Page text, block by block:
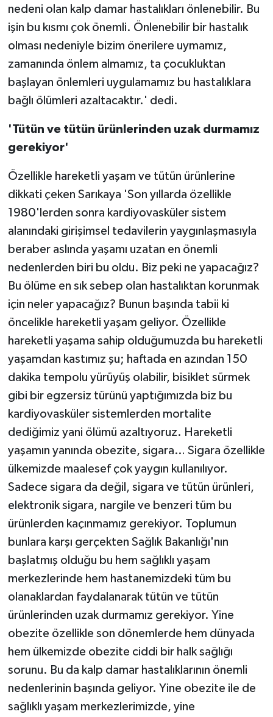
nedeni olan kalp damar hastalıkları önlenebilir. Bu
işin bu kısmı çok önemli. Önlenebilir bir hastalık
olması nedeniyle bizim önerilere uymamız,
zamanında önlem almamız, ta çocukluktan
başlayan önlemleri uygulamamız bu hastalıklara
bağlı ölümleri azaltacaktır.' dedi.
'Tütün ve tütün ürünlerinden uzak durmamız
gerekiyor'
Özellikle hareketli yaşam ve tütün ürünlerine
dikkati çeken Sarıkaya 'Son yıllarda özellikle
1980'lerden sonra kardiyovasküler sistem
alanındaki girişimsel tedavilerin yaygınlaşmasıyla
beraber aslında yaşamı uzatan en önemli
nedenlerden biri bu oldu. Biz peki ne yapacağız?
Bu ölüme en sık sebep olan hastalıktan korunmak
için neler yapacağız? Bunun başında tabii ki
öncelikle hareketli yaşam geliyor. Özellikle
hareketli yaşama sahip olduğumuzda bu hareketli
yaşamdan kastımız şu; haftada en azından 150
dakika tempolu yürüyüş olabilir, bisiklet sürmek
gibi bir egzersiz türünü yaptığımızda biz bu
kardiyovasküler sistemlerden mortalite
dediğimiz yani ölümü azaltıyoruz. Hareketli
yaşamın yanında obezite, sigara… Sigara özellikle
ülkemizde maalesef çok yaygın kullanılıyor.
Sadece sigara da değil, sigara ve tütün ürünleri,
elektronik sigara, nargile ve benzeri tüm bu
ürünlerden kaçınmamız gerekiyor. Toplumun
bunlara karşı gerçekten Sağlık Bakanlığı'nın
başlatmış olduğu bu hem sağlıklı yaşam
merkezlerinde hem hastanemizdeki tüm bu
olanaklardan faydalanarak tütün ve tütün
ürünlerinden uzak durmamız gerekiyor. Yine
obezite özellikle son dönemlerde hem dünyada
hem ülkemizde obezite ciddi bir halk sağlığı
sorunu. Bu da kalp damar hastalıklarının önemli
nedenlerinin başında geliyor. Yine obezite ile de
sağlıklı yaşam merkezlerimizde, yine